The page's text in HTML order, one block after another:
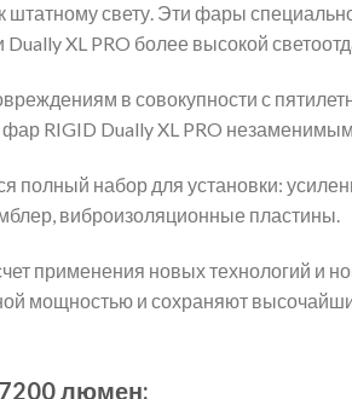
штатному свету. Эти фары
XL PRO более высокой
в совокупности с
RIGID Dually XL PRO
полный набор для установки:
виброизоляционные пластины.
применения новых технологий и
мощностью и сохраняют
7200 люмен: